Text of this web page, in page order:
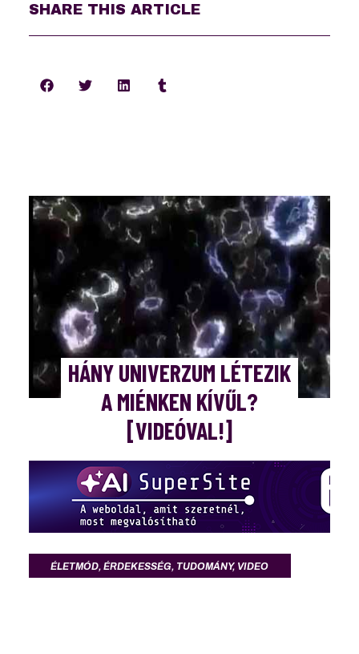
SHARE THIS ARTICLE
HÁNY UNIVERZUM LÉTEZIK
A MIÉNKEN KÍVŰL?
[VIDEÓVAL!]
ÉLETMÓD, ÉRDEKESSÉG, TUDOMÁNY, VIDEO